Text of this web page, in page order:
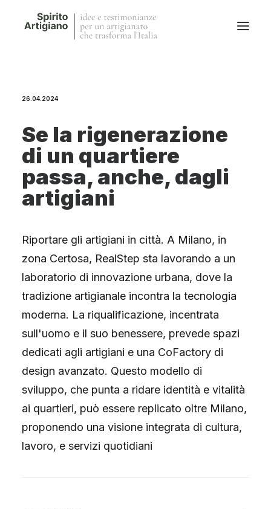
Magazine
QFG
Collaborano con noi
26.04.2024
Se la rigenerazione
di un quartiere
passa, anche, dagli
artigiani
Riportare gli artigiani in città. A Milano, in
zona Certosa, RealStep sta lavorando a un
laboratorio di innovazione urbana, dove la
tradizione artigianale incontra la tecnologia
moderna. La riqualificazione, incentrata
sull'uomo e il suo benessere, prevede spazi
dedicati agli artigiani e una CoFactory di
design avanzato. Questo modello di
sviluppo, che punta a ridare identità e vitalità
ai quartieri, può essere replicato oltre Milano,
proponendo una visione integrata di cultura,
lavoro, e servizi quotidiani